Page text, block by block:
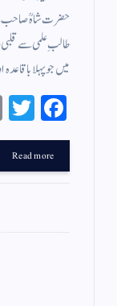
حضرت شاہؒ صاحب سے
طالبِ علمی سے قلبی
میں جو پہلا
Fa
ce
bo
ok
r
Read more